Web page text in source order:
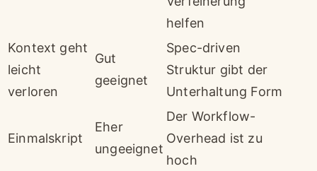
helfen
Kontext geht
leicht
verloren
Gut
geeignet
Spec-driven
Struktur gibt der
Unterhaltung Form
Einmalskript
Eher
ungeeignet
Der Workflow-
Overhead ist zu
hoch